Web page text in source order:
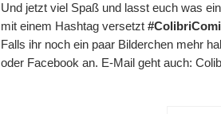
Und jetzt viel Spaß und lasst euch was
mit einem Hashtag versetzt
Falls ihr noch ein paar Bilderchen mehr
oder Facebook an. E-Mail geht auch: